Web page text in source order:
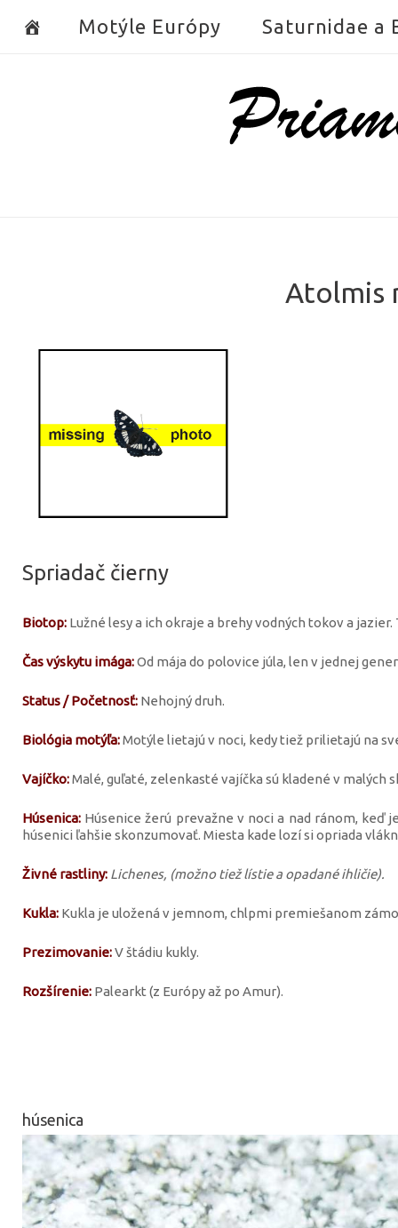
Motýle Európy Saturnidae a
Home
Atolmis
Spriadač čierny
Biotop: Lužné lesy a ich okraje a brehy vodných tokov a
Čas výskytu imága:Od mája do polovice júla, len v jednej
Status / Početnosť: Nehojný druh.
Biológia motýľa:Motýle lietajú v noci, kedy tiež prilietajú na
Vajíčko:Malé, guľaté, zelenkasté vajíčka sú kladené v malých
Húsenica: Húsenice žerú prevažne v noci a nad ránom, keď
húsenici ľahšie skonzumovať. Miesta kade lozí si opriada
Živné rastliny: Lichenes, (možno tiež lístie a opadané ihličie).
Kukla: Kukla je uložená v jemnom, chlpmi premiešanom
Prezimovanie:V štádiu kukly.
Rozšírenie: Palearkt (z Európy až po Amur).
húsenica